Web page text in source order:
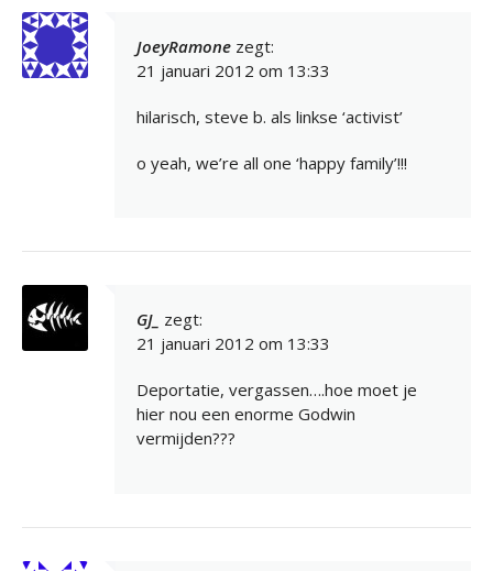
JoeyRamone zegt:
21 januari 2012 om 13:33
hilarisch, steve b. als linkse ‘activist’
o yeah, we’re all one ‘happy family’!!!
GJ_ zegt:
21 januari 2012 om 13:33
Deportatie, vergassen….hoe moet je
hier nou een enorme Godwin
vermijden???